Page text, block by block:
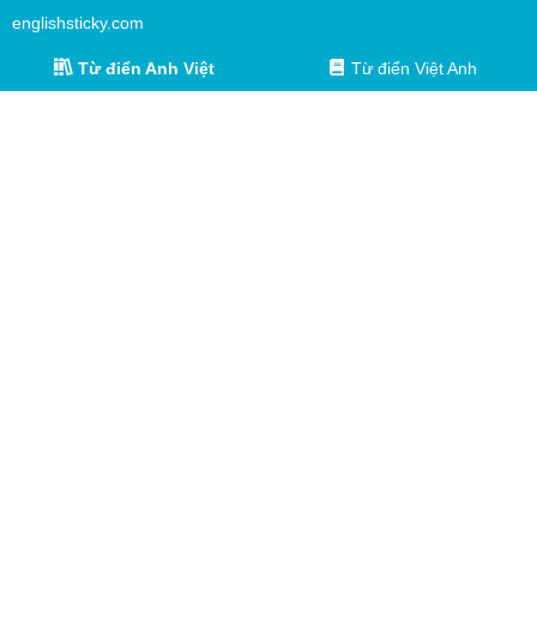
englishsticky.com
Từ điển Anh Việt Từ điển Việt Anh